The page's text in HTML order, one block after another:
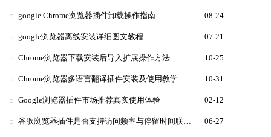
google Chrome浏览器插件卸载操作指南 08-24
google浏览器离线安装详细图文教程 07-21
Chrome浏览器下载安装后导入扩展操作方法 10-25
Chrome浏览器多语言翻译插件安装及使用教学 10-31
Google浏览器插件市场推荐真实使用体验 02-12
谷歌浏览器插件是否支持访问频率与停留时间联合分析 06-27